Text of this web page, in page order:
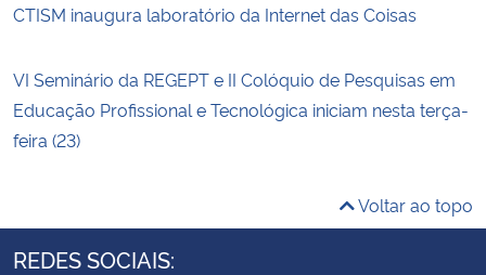
CTISM inaugura laboratório da Internet das Coisas
VI Seminário da REGEPT e II Colóquio de Pesquisas em
Educação Profissional e Tecnológica iniciam nesta terça-
feira (23)
Voltar ao topo
REDES SOCIAIS: